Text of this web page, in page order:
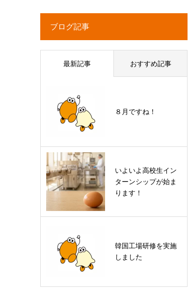
ブログ記事
最新記事 おすすめ記事
８月ですね！
いよいよ高校生イン
ターンシップが始ま
ります！
韓国工場研修を実施
しました